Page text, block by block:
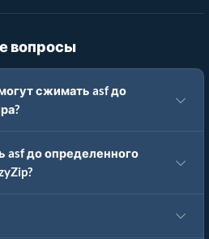
вопросы
сжимать asf до
asf до определенного